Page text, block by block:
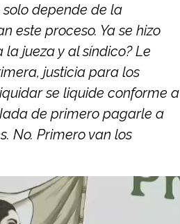
depende de la
este proceso. Ya se hizo
jueza y al síndico? Le
justicia para los
se liquide conforme a
de primero pagarle a
No. Primero van los